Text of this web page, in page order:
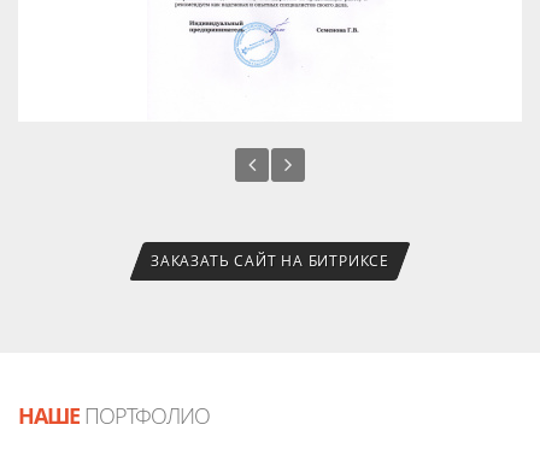
ЗАКАЗАТЬ САЙТ НА БИТРИКСЕ
НАШЕ ПОРТФОЛИО